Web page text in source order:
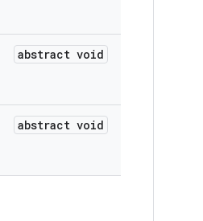
abstract void
abstract void